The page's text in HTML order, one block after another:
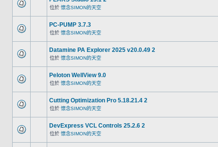
位於 懷念SIMON的天空
PC-PUMP 3.7.3
位於 懷念SIMON的天空
Datamine PA Explorer 2025 v20.0.49 2
位於 懷念SIMON的天空
Peloton WellView 9.0
位於 懷念SIMON的天空
Cutting Optimization Pro 5.18.21.4 2
位於 懷念SIMON的天空
DevExpress VCL Controls 25.2.6 2
位於 懷念SIMON的天空